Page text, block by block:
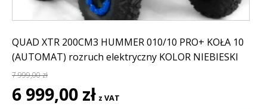
QUAD XTR 200CM3 HUMMER 010/10 PRO+ KOŁA 10
(AUTOMAT) rozruch elektryczny KOLOR NIEBIESKI
7 999,00zł
Pierwotna
cena
6 999,00 zł cena
z VAT